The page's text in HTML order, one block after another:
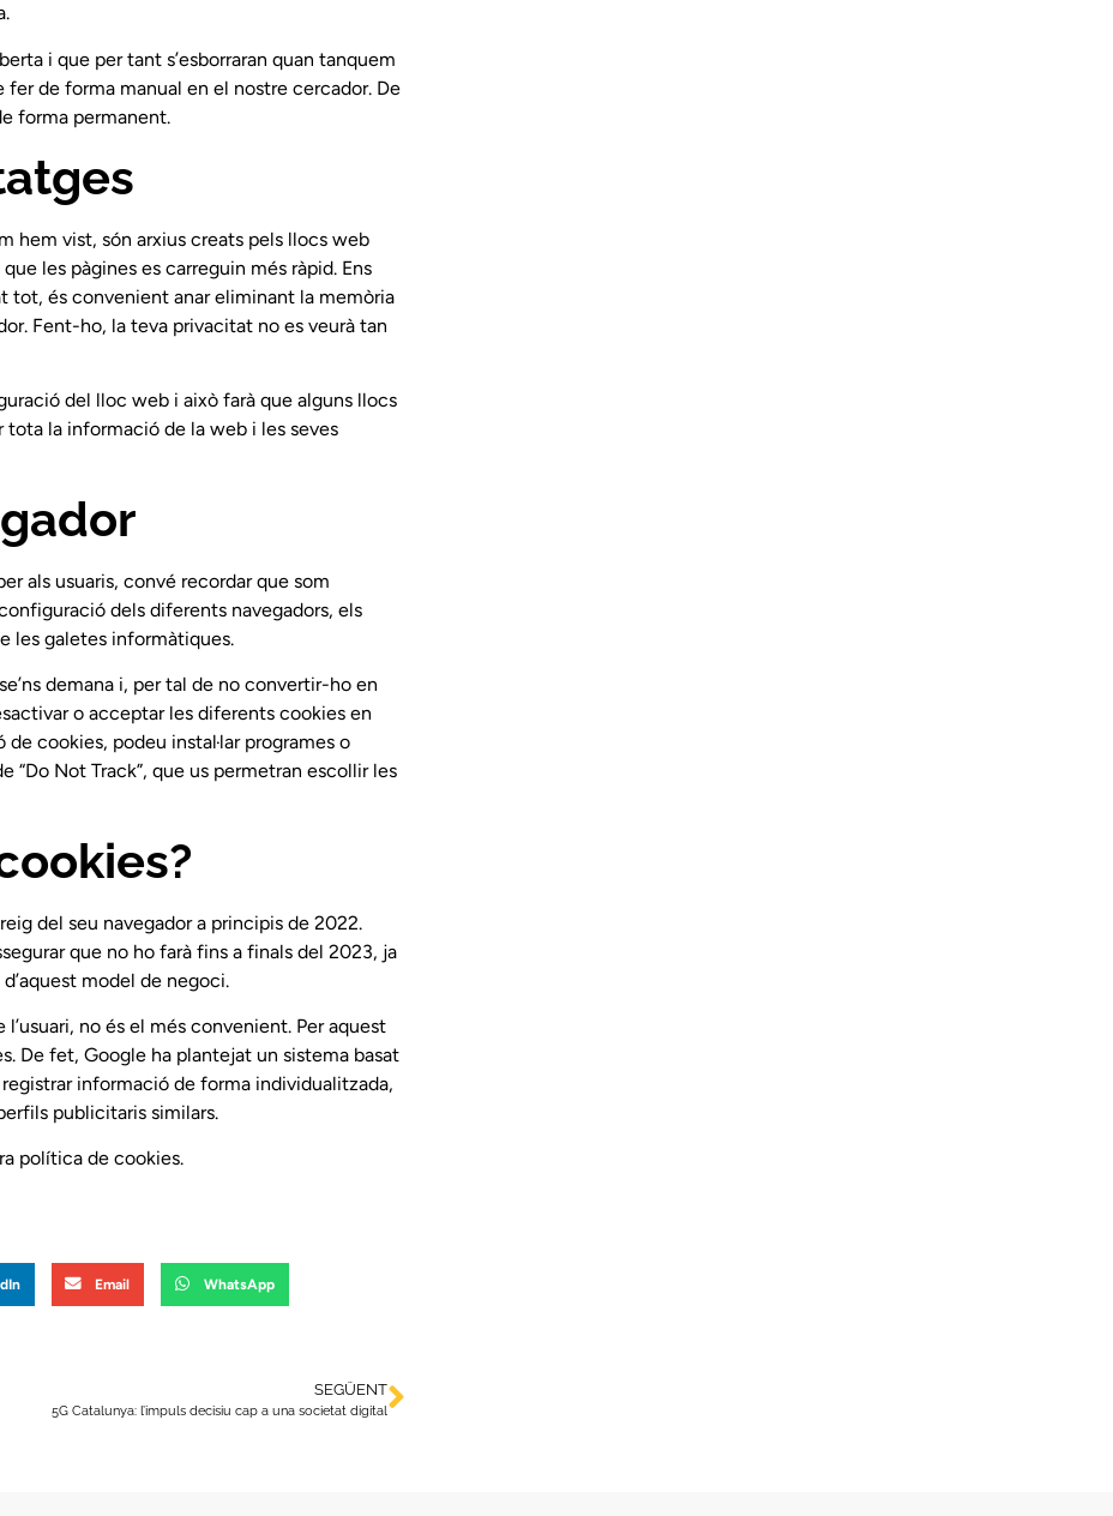
i que per tant s’esborraran quan tanquem
fer de forma manual en el nostre cercador. De
forma permanent.
hem vist, són arxius creats pels llocs web
les pàgines es carreguin més ràpid. Ens
tot, és convenient anar eliminant la memòria
Fent-ho, la teva privacitat no es veurà tan
del lloc web i això farà que alguns llocs
tota la informació de la web i les seves
als usuaris, convé recordar que som
dels diferents navegadors, els
les galetes informàtiques.
demana i, per tal de no convertir-ho en
o acceptar les diferents cookies en
cookies, podeu instal·lar programes o
Not Track”, que us permetran escollir les
del seu navegador a principis de 2022.
que no ho farà fins a finals del 2023, ja
model de negoci.
no és el més convenient. Per aquest
De fet, Google ha plantejat un sistema basat
informació de forma individualitzada,
publicitaris similars.
política de cookies.
Email WhatsApp
SEGÜENT
5G Catalunya: l’impuls decisiu cap a una societat digital